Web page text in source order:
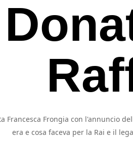
o ESC per uscire
Francesca Frongia con l'annuncio
era e cosa faceva per la Rai e il